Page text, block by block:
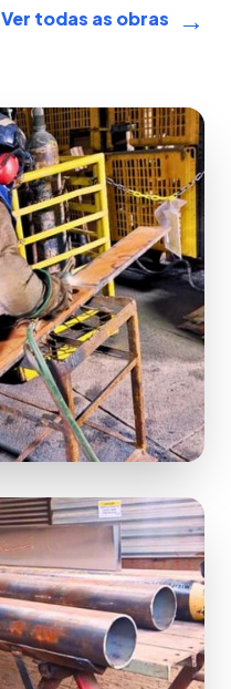
Ver todas as obras →